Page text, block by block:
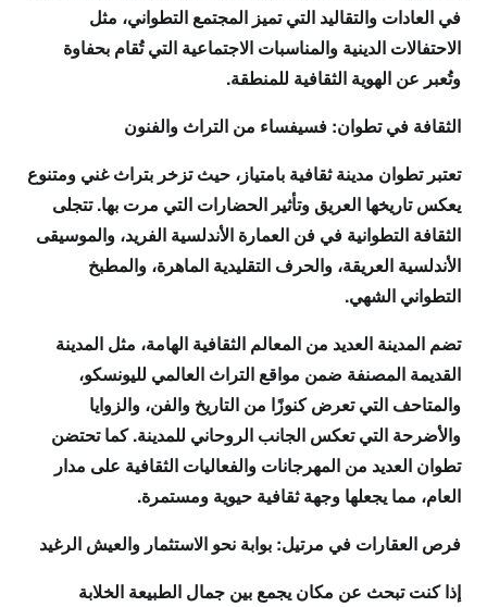
في العادات والتقاليد التي تميز المجتمع التطواني، مثل
الاحتفالات الدينية والمناسبات الاجتماعية التي تُقام بحفاوة
وتُعبر عن الهوية الثقافية للمنطقة.
الثقافة في تطوان: فسيفساء من التراث والفنون
تعتبر تطوان مدينة ثقافية بامتياز، حيث تزخر بتراث غني ومتنوع
يعكس تاريخها العريق وتأثير الحضارات التي مرت بها. تتجلى
الثقافة التطوانية في فن العمارة الأندلسية الفريد، والموسيقى
الأندلسية العريقة، والحرف التقليدية الماهرة، والمطبخ
التطواني الشهي.
تضم المدينة العديد من المعالم الثقافية الهامة، مثل المدينة
القديمة المصنفة ضمن مواقع التراث العالمي لليونسكو،
والمتاحف التي تعرض كنوزًا من التاريخ والفن، والزوايا
والأضرحة التي تعكس الجانب الروحاني للمدينة. كما تحتضن
تطوان العديد من المهرجانات والفعاليات الثقافية على مدار
العام، مما يجعلها وجهة ثقافية حيوية ومستمرة.
فرص العقارات في مرتيل: بوابة نحو الاستثمار والعيش الرغيد
إذا كنت تبحث عن مكان يجمع بين جمال الطبيعة الخلابة